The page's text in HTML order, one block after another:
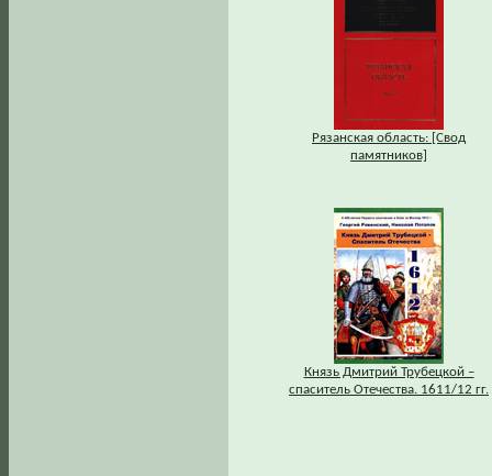
Рязанская область: [Свод
памятников]
Князь Дмитрий Трубецкой –
спаситель Отечества. 1611/12 гг.